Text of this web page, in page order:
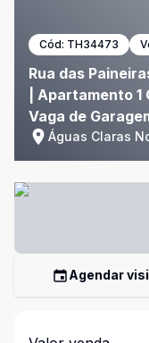
Cód: TH34473
Rua das
| Apartamento
Vaga de
Águas Claras
Agendar